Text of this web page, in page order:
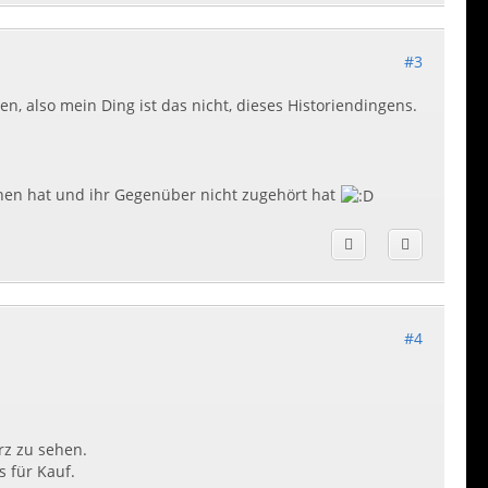
#3
also mein Ding ist das nicht, dieses Historiendingens.
hat und ihr Gegenüber nicht zugehört hat
#4
zu sehen.
für Kauf.